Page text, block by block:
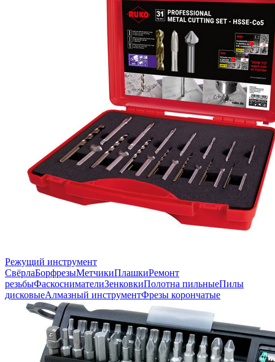
Режущий инструмент
СвёрлаБорфрезыМетчикиПлашкиРемонт
резьбыФаскоснимателиЗенковкиПолотна пильныеПилы
дисковыеАлмазный инструментФрезы корончатые